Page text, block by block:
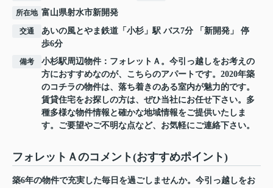
所在地 富山県射水市新開発
交通 あいの風とやま鉄道 「 小杉 」駅 バス7分 「新開発」 停
歩6分
備考
小杉駅周辺物件：フォレットＡ。今引っ越しをお考えの
方におすすめなのが、こちらのアパートです。2020年築
のコチラの物件は、落ち着きのある室内が魅力的です。
賃貸住宅をお探しの方は、ぜひ当社にお任せ下さい。多
種多様な物件情報と確かな地域情報をご提供いたしま
す。ご要望やご不明な点など、お気軽にご連絡下さい。
フォレットＡのコメント(おすすめポイント)
築6年の物件で充実した毎日を過ごしませんか。今引っ越しをお